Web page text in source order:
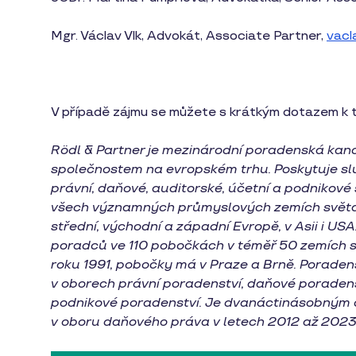
Mgr. Václav Vlk, Advokát, Associate Partner,
V případě zájmu se můžete s krátkým dotazem
Rödl & Partner je mezinárodní poradenská
společnostem na evropském trhu. Poskytuje
právní, daňové, auditorské, účetní a
všech významných průmyslových zemích
střední, východní a západní Evropě, v Asii i
poradců ve 110 pobočkách v téměř 50 zemích
roku 1991, pobočky má v Praze a Brně.
v oborech právní poradenství, daňové
podnikové poradenství. Je
v oboru daňového práva v letech 2012 až